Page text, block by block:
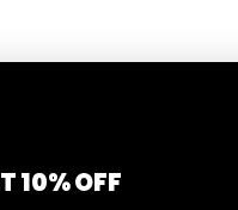
1 2
10% OFF